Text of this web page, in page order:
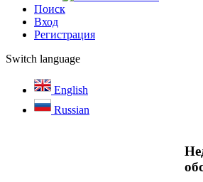
Поиск
Вход
Регистрация
Switch language
English
Russian